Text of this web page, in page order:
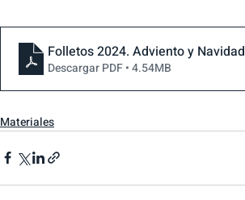
Folletos 2024. Adviento y Navidad
Descargar PDF • 4.54MB
Materiales